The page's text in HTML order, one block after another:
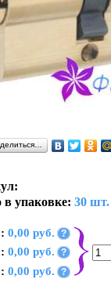
в упаковке: 30 шт.
0,00 руб. ?
0,00 руб. ?
0,00 руб. ?